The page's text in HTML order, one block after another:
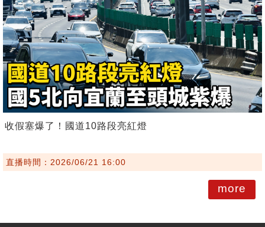
收假塞爆了！國道10路段亮紅燈
直播時間：2026/06/21 16:00
more